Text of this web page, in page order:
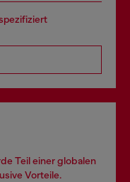
Teil einer globalen
Vorteile.